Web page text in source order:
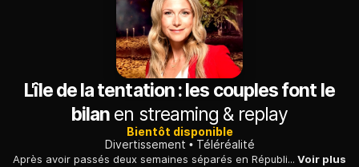
L'île de la tentation : les couples font le
bilan en streaming & replay
Bientôt disponible
Divertissement
Téléréalité
Après avoir passés deux semaines séparés en République Dominicaine, c'est l'heure du bilan pour les cinq couples qui ont participé à l'expérience. Voir plus